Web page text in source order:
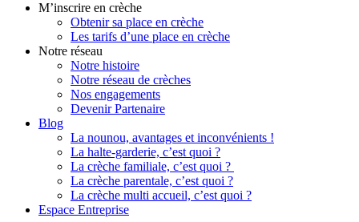
M’inscrire en crèche
Obtenir sa place en crèche
Les tarifs d’une place en crèche
Notre réseau
Notre histoire
Notre réseau de crèches
Nos engagements
Devenir Partenaire
Blog
La nounou, avantages et inconvénients !
La halte-garderie, c’est quoi ?
La crèche familiale, c’est quoi ?
La crèche parentale, c’est quoi ?
La crèche multi accueil, c’est quoi ?
Espace Entreprise